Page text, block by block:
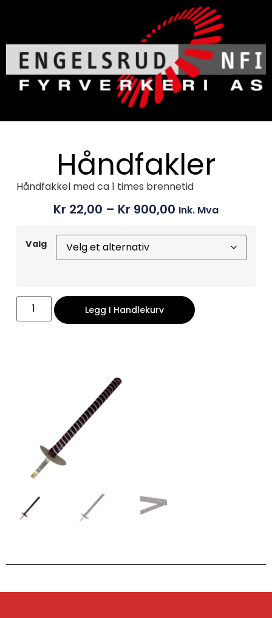
Håndfakler
Håndfakkel med ca 1 times brennetid
Kr 22,00 – Kr 900,00 Ink. Mva
Valg
Legg I Handlekurv